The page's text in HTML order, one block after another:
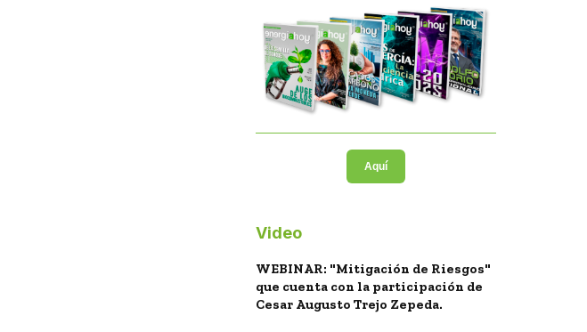
Aquí
Video
WEBINAR: "Mitigación de Riesgos"
que cuenta con la participación de
Cesar Augusto Trejo Zepeda.